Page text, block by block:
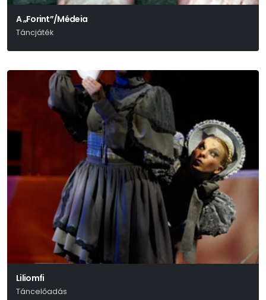
A „Forint”/Médeia
Táncjáték
Liliomfi
Táncelőadás